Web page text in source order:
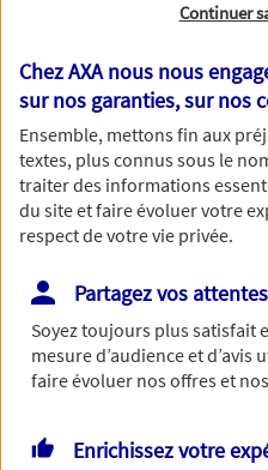
demande, nous vous
meilleurs délais par
Votre message :
Vous disposez de droits sur les
plus d’informations,cliquez ici.
Continuer
Chez AXA nous nous
sur nos garanties, sur nos
Ensemble, mettons fin aux
textes, plus connus sous le
traiter des informations
du site et faire évoluer votre
respect de votre vie privée.
Partagez vos attentes
Soyez toujours plus satisfait
mesure d’audience et
faire évoluer nos offres et
Enrichissez votre